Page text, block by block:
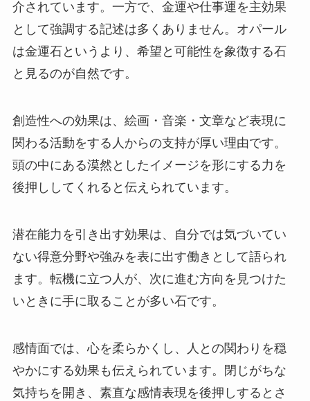
介されています。一方で、金運や仕事運を主効果
として強調する記述は多くありません。オパール
は金運石というより、希望と可能性を象徴する石
と見るのが自然です。
創造性への効果は、絵画・音楽・文章など表現に
関わる活動をする人からの支持が厚い理由です。
頭の中にある漠然としたイメージを形にする力を
後押ししてくれると伝えられています。
潜在能力を引き出す効果は、自分では気づいてい
ない得意分野や強みを表に出す働きとして語られ
ます。転機に立つ人が、次に進む方向を見つけた
いときに手に取ることが多い石です。
感情面では、心を柔らかくし、人との関わりを穏
やかにする効果も伝えられています。閉じがちな
気持ちを開き、素直な感情表現を後押しするとさ